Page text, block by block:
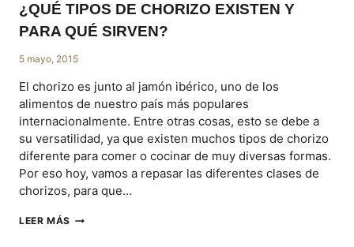
¿QUÉ TIPOS DE CHORIZO EXISTEN Y
PARA QUÉ SIRVEN?
5 mayo, 2015
El chorizo es junto al jamón ibérico, uno de los
alimentos de nuestro país más populares
internacionalmente. Entre otras cosas, esto se debe a
su versatilidad, ya que existen muchos tipos de chorizo
diferente para comer o cocinar de muy diversas formas.
Por eso hoy, vamos a repasar las diferentes clases de
chorizos, para que…
LEER MÁS¿QUÉ